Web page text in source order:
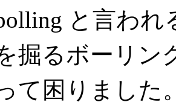
と言われ
掘るボーリン
て困りました